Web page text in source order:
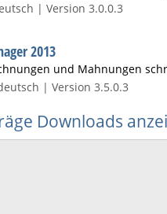
| Version 3.0.0.3
2013
und Mahnungen
| Version 3.5.0.3
Downloads